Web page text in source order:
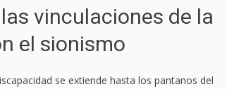
vinculaciones de la
el sionismo
se extiende hasta los pantanos del